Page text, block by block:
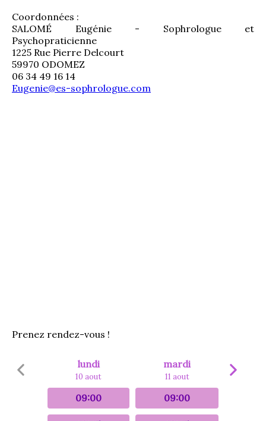
Coordonnées :
SALOMÉ Eugénie - Sophrologue et
Psychopraticienne
1225 Rue Pierre Delcourt
59970 ODOMEZ
06 34 49 16 14
Eugenie@es-sophrologue.com
Prenez rendez-vous !
lundi
10 aout
09:00
mardi
11 aout
09:00